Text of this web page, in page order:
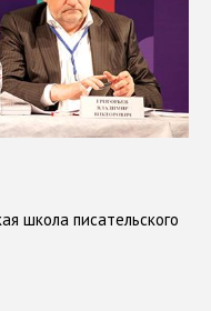
школа писательского